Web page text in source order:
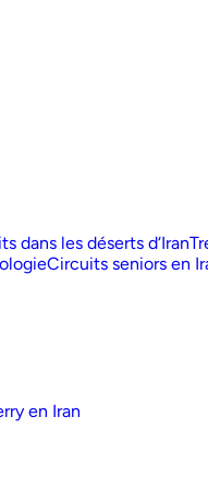
dans les déserts d‘Iran
Circuits seniors en
en Iran